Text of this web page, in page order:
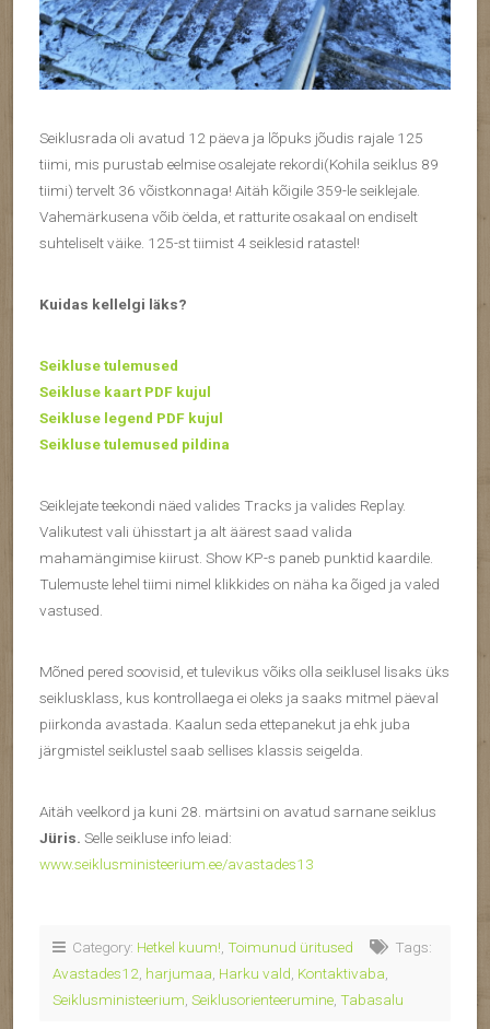
Seiklusrada oli avatud 12 päeva ja lõpuks jõudis rajale 125
tiimi, mis purustab eelmise osalejate rekordi(Kohila seiklus 89
tiimi) tervelt 36 võistkonnaga! Aitäh kõigile 359-le seiklejale.
Vahemärkusena võib öelda, et ratturite osakaal on endiselt
suhteliselt väike. 125-st tiimist 4 seiklesid ratastel!
Kuidas kellelgi läks?
Seikluse tulemused
Seikluse kaart PDF kujul
Seikluse legend PDF kujul
Seikluse tulemused pildina
Seiklejate teekondi näed valides Tracks ja valides Replay.
Valikutest vali ühisstart ja alt äärest saad valida
mahamängimise kiirust. Show KP-s paneb punktid kaardile.
Tulemuste lehel tiimi nimel klikkides on näha ka õiged ja valed
vastused.
Mõned pered soovisid, et tulevikus võiks olla seiklusel lisaks üks
seiklusklass, kus kontrollaega ei oleks ja saaks mitmel päeval
piirkonda avastada. Kaalun seda ettepanekut ja ehk juba
järgmistel seiklustel saab sellises klassis seigelda.
Aitäh veelkord ja kuni 28. märtsini on avatud sarnane seiklus
Jüris. Selle seikluse info leiad:
www.seiklusministeerium.ee/avastades13
Category: Hetkel kuum! Toimunud üritused
Tags:
Avastades12 harjumaa Harku vald Kontaktivaba
Seiklusministeerium Seiklusorienteerumine Tabasalu